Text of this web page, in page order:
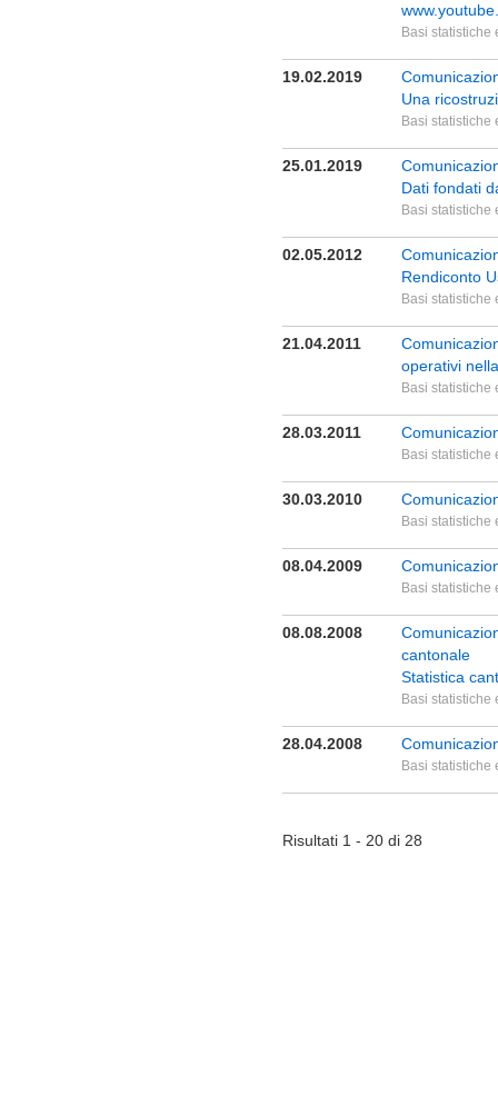
Basi
19.02.2019
Una
Basi
25.01.2019
Dati fondati
Basi
02.05.2012
Rendiconto
Basi
21.04.2011
operativi
Basi
28.03.2011
Basi
30.03.2010
Basi
08.04.2009
Basi
08.08.2008
cantonale
Statistica
Basi
28.04.2008
Basi
Risultati 1 - 20 di 28